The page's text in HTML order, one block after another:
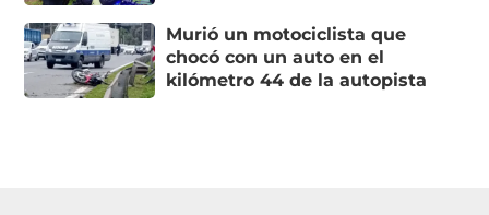
Murió un motociclista que
chocó con un auto en el
kilómetro 44 de la autopista